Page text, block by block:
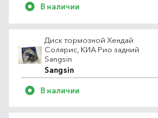
В наличии
Диск тормозной Хендай
Солярис, КИА Рио задний
Sangsin
Sangsin
В наличии